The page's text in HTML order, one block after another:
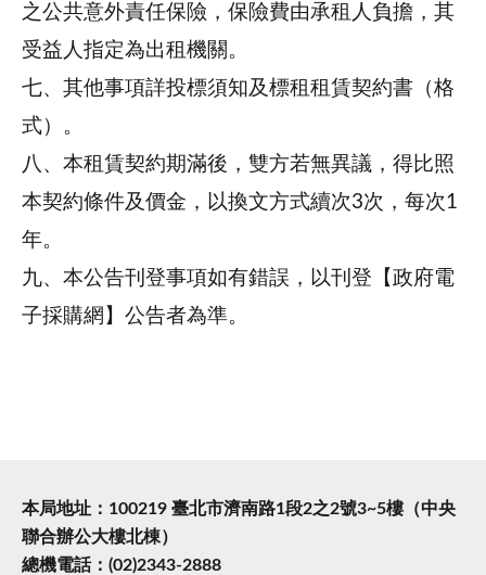
之公共意外責任保險，保險費由承租人負擔，其
受益人指定為出租機關。
七、其他事項詳投標須知及標租租賃契約書（格
式）。
八、本租賃契約期滿後，雙方若無異議，得比照
本契約條件及價金，以換文方式續次3次，每次1
年。
九、本公告刊登事項如有錯誤，以刊登【政府電
子採購網】公告者為準。
本局地址：100219 臺北市濟南路1段2之2號3~5樓（中央
聯合辦公大樓北棟）
總機電話：(02)2343-2888